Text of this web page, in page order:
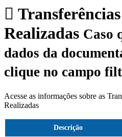
Realizadas Caso
dados da
clique no campo
Acesse as informações sobre as
Realizadas
Descrição